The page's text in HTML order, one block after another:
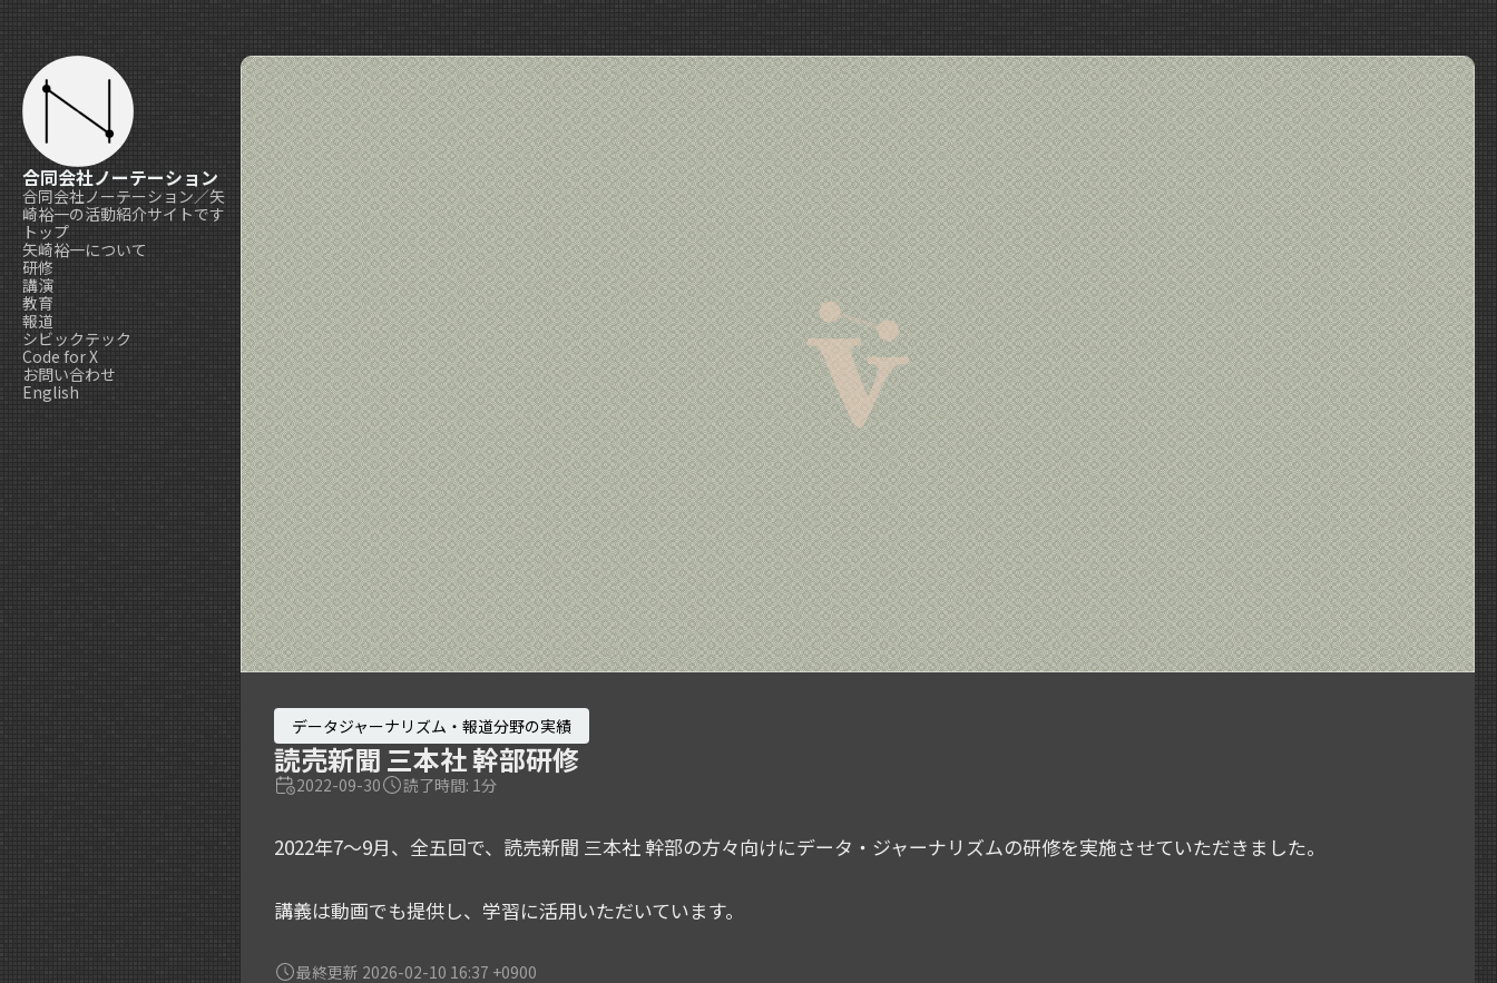
合同会社ノーテーション
合同会社ノーテーション／矢
崎裕一の活動紹介サイトです
トップ
矢崎裕一について
研修
講演
教育
報道
シビックテック
Code for X
お問い合わせ
English
データジャーナリズム・報道分野の実績
読売新聞 三本社 幹部研修
2022-09-30 読了時間: 1分
2022年7〜9月、全五回で、読売新聞 三本社 幹部の方々向けにデータ・ジャーナリズムの研修を実施させていただきました。
講義は動画でも提供し、学習に活用いただいています。
最終更新 2026-02-10 16:37 +0900